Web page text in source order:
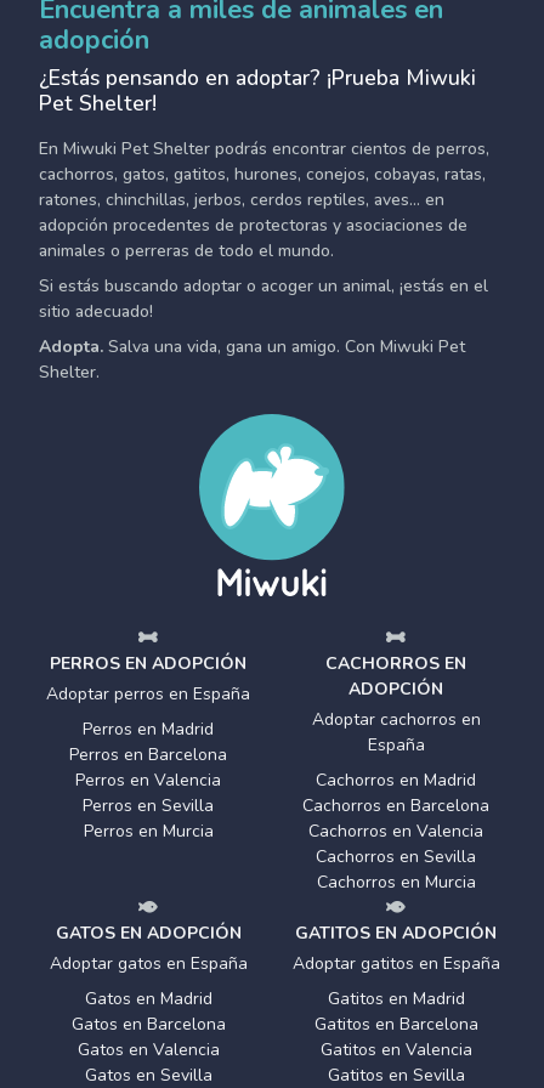
Encuentra a miles de animales en
adopción
¿Estás pensando en adoptar? ¡Prueba Miwuki
Pet Shelter!
En Miwuki Pet Shelter podrás encontrar cientos de perros,
cachorros, gatos, gatitos, hurones, conejos, cobayas, ratas,
ratones, chinchillas, jerbos, cerdos reptiles, aves... en
adopción procedentes de protectoras y asociaciones de
animales o perreras de todo el mundo.
Si estás buscando adoptar o acoger un animal, ¡estás en el
sitio adecuado!
Adopta. Salva una vida, gana un amigo. Con Miwuki Pet
Shelter.
PERROS EN ADOPCIÓN
Adoptar perros en España
Perros en Madrid
Perros en Barcelona
Perros en Valencia
Perros en Sevilla
Perros en Murcia
CACHORROS EN
ADOPCIÓN
Adoptar cachorros en
España
Cachorros en Madrid
Cachorros en Barcelona
Cachorros en Valencia
Cachorros en Sevilla
Cachorros en Murcia
GATOS EN ADOPCIÓN
Adoptar gatos en España
Gatos en Madrid
Gatos en Barcelona
Gatos en Valencia
Gatos en Sevilla
GATITOS EN ADOPCIÓN
Adoptar gatitos en España
Gatitos en Madrid
Gatitos en Barcelona
Gatitos en Valencia
Gatitos en Sevilla